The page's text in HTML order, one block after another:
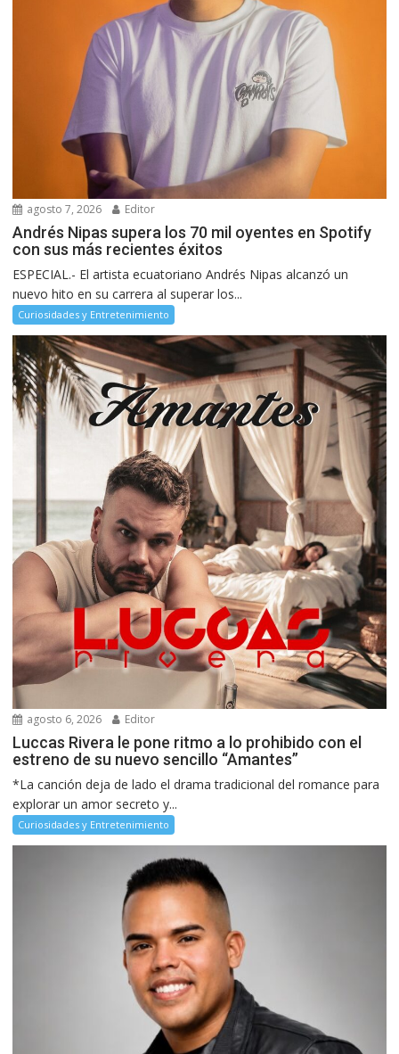
agosto 7, 2026 Editor
Andrés Nipas supera los 70 mil oyentes en Spotify
con sus más recientes éxitos
ESPECIAL.- El artista ecuatoriano Andrés Nipas alcanzó un
nuevo hito en su carrera al superar los...
Curiosidades y Entretenimiento
agosto 6, 2026 Editor
Luccas Rivera le pone ritmo a lo prohibido con el
estreno de su nuevo sencillo “Amantes”
*La canción deja de lado el drama tradicional del romance para
explorar un amor secreto y...
Curiosidades y Entretenimiento